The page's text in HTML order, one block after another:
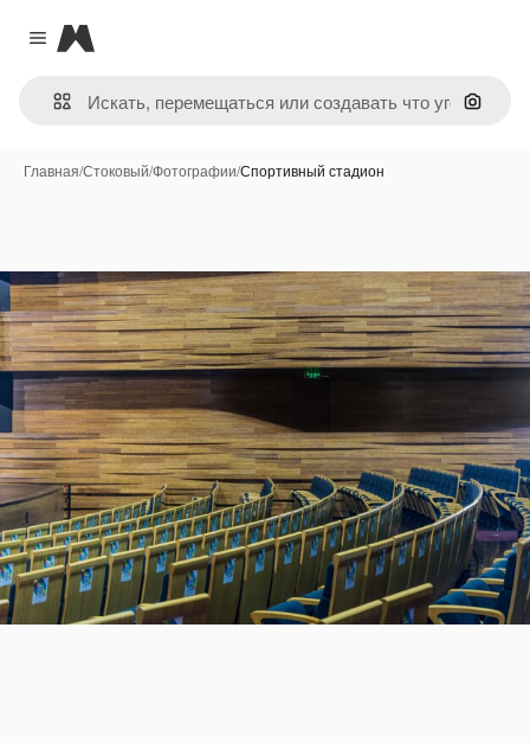
Close menu
Magnific
Поиск
Главная/Стоковый/Фотографии/Спортивный стадион